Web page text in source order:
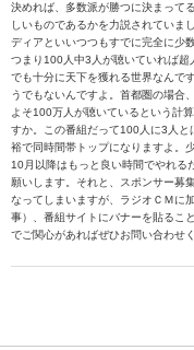
決めれば、多数派が勝つに決まって
しいものであるかを力説されていま
ディアといいつつもすでに完全に少
つまり100人中3人が聴いていれば
でも十分に天下を獲れる世界なんで
うでもないんですよ。首都圏の場合
よそ100万人が聴いているという計
すか。この番組だって100人に3人
裕で同時間帯トップになりますよ。
10月以降はもっと良い時間でやれる
願いします。それと、スポンサー募
なってしまいますが、ラジオＣＭに
事）、番組サイトにバナーを貼るこ
でご関心があればぜひお問い合わせ